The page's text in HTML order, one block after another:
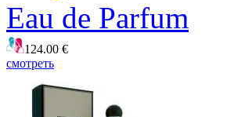
Eau de Parfum
124.00 €
смотреть